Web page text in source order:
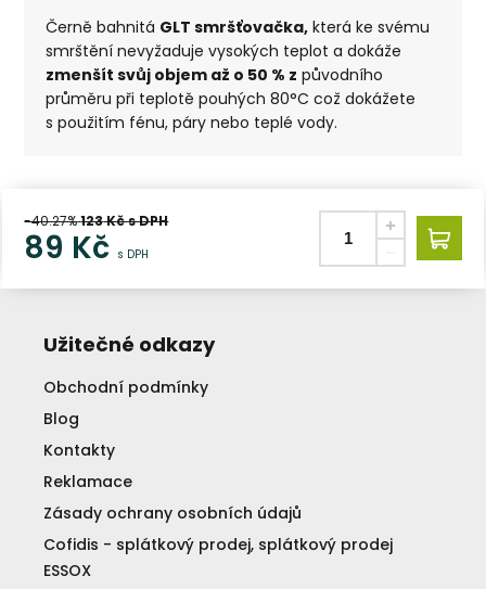
Černě bahnitá GLT smršťovačka, která ke svému
smrštění nevyžaduje vysokých teplot a dokáže
zmenšít svůj objem až o 50 % z původního
průměru při teplotě pouhých 80°C což dokážete
s použitím fénu, páry nebo teplé vody.
-40.27%123Kč s DPH
89 Kč s DPH
Užitečné odkazy
Obchodní podmínky
Blog
Kontakty
Reklamace
Zásady ochrany osobních údajů
Cofidis - splátkový prodej, splátkový prodej
ESSOX